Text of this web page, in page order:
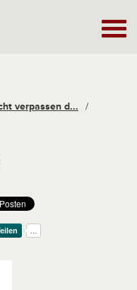
verpassen d...
/